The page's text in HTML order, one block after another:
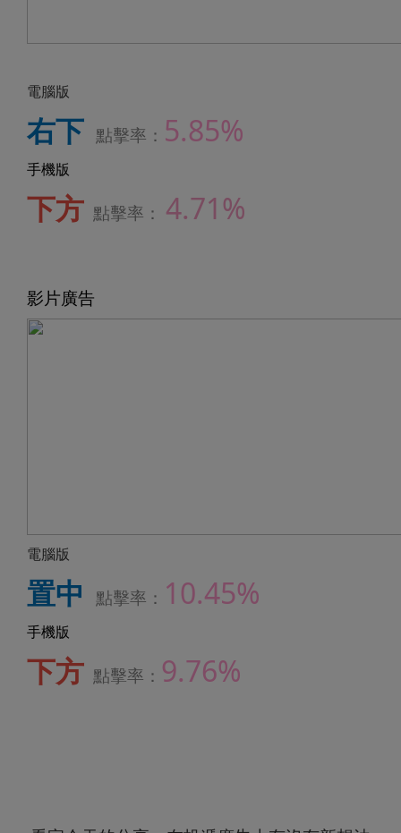
電腦版
右下 點擊率： 5.85%
手機版
下方 點擊率： 4.71%
影片廣告
電腦版
置中 點擊率： 10.45%
手機版
下方 點擊率： 9.76%